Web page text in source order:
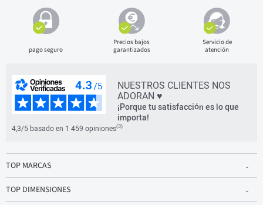
pago seguro
Precios bajos
garantizados
Servicio de
atención
NUESTROS CLIENTES NOS
ADORAN ♥
¡Porque tu satisfacción es lo que
importa!
4,3/5 basado en 1 459 opiniones(3)
TOP MARCAS
TOP DIMENSIONES